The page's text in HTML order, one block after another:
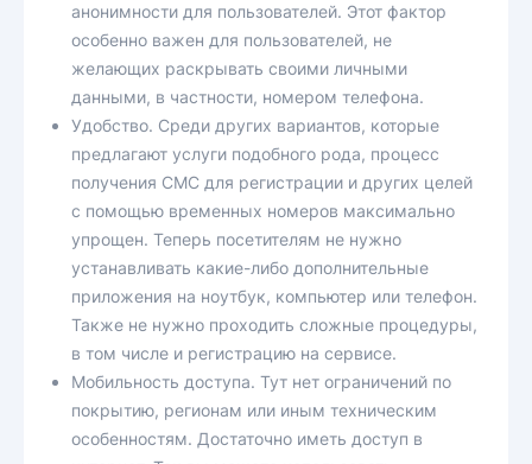
анонимности для пользователей. Этот фактор
особенно важен для пользователей, не
желающих раскрывать своими личными
данными, в частности, номером телефона.
Удобство. Среди других вариантов, которые
предлагают услуги подобного рода, процесс
получения СМС для регистрации и других целей
с помощью временных номеров максимально
упрощен. Теперь посетителям не нужно
устанавливать какие-либо дополнительные
приложения на ноутбук, компьютер или телефон.
Также не нужно проходить сложные процедуры,
в том числе и регистрацию на сервисе.
Мобильность доступа. Тут нет ограничений по
покрытию, регионам или иным техническим
особенностям. Достаточно иметь доступ в